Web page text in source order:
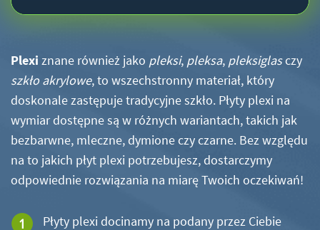
Plexi znane również jako pleksi, pleksa, pleksiglasczy
szkło akrylowe, to wszechstronny materiał, który
doskonale zastępuje tradycyjne szkło. Płyty plexi na
wymiar dostępne są w różnych wariantach, takich jak
bezbarwne, mleczne, dymione czy czarne. Bez względu
na to jakich płyt plexi potrzebujesz, dostarczymy
odpowiednie rozwiązania na miarę Twoich oczekiwań!
Płyty plexi docinamy na podany przez Ciebie